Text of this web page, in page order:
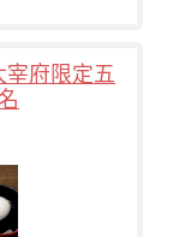
府限定五